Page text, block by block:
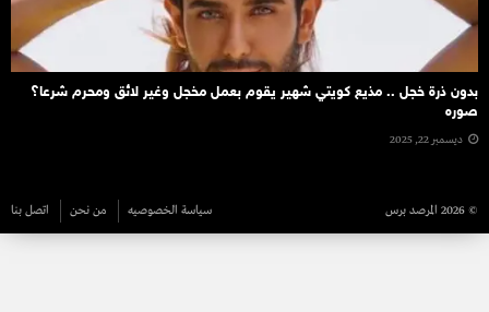
بدون ذرة خجل .. مذيع كويتي شهير يقوم بعمل مخجل وغير لائق ومحرم شرعا؟
صوره
ديسمبر 22, 2025
© 2026 المرصد برس سياسة الخصوصيه من نحن اتصل بنا